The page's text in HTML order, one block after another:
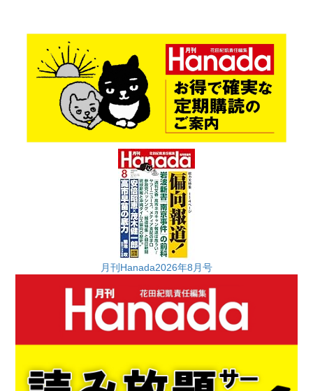
月刊Hanada2026年8月号